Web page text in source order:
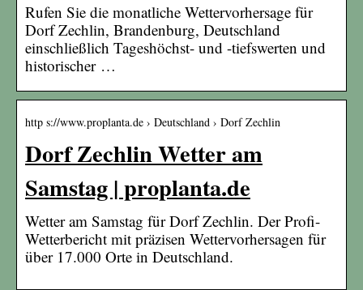
Rufen Sie die monatliche Wettervorhersage für
Dorf Zechlin, Brandenburg, Deutschland
einschließlich Tageshöchst- und -tiefswerten und
historischer …
http s://www.proplanta.de › Deutschland › Dorf Zechlin
Dorf Zechlin Wetter am
Samstag | proplanta.de
Wetter am Samstag für Dorf Zechlin. Der Profi-
Wetterbericht mit präzisen Wettervorhersagen für
über 17.000 Orte in Deutschland.